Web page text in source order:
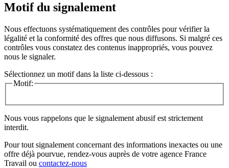
Motif du signalement
Nous effectuons systématiquement des contrôles pour vérifier la
légalité et la conformité des offres que nous diffusons. Si malgré ces
contrôles vous constatez des contenus inappropriés, vous pouvez
nous le signaler.
Sélectionnez un motif dans la liste ci-dessous :
Motif:
Nous vous rappelons que le signalement abusif est strictement
interdit.
Pour tout signalement concernant des informations inexactes ou une
offre déjà pourvue, rendez-vous auprès de votre agence France
Travail ou contactez-nous